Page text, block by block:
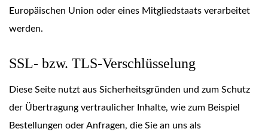
Europäischen Union oder eines Mitgliedstaats verarbeitet
werden.
SSL- bzw. TLS-Verschlüsselung
Diese Seite nutzt aus Sicherheitsgründen und zum Schutz
der Übertragung vertraulicher Inhalte, wie zum Beispiel
Bestellungen oder Anfragen, die Sie an uns als